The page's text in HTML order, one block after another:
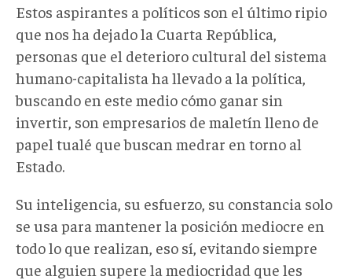
Estos aspirantes a políticos son el último ripio
que nos ha dejado la Cuarta República,
personas que el deterioro cultural del sistema
humano-capitalista ha llevado a la política,
buscando en este medio cómo ganar sin
invertir, son empresarios de maletín lleno de
papel tualé que buscan medrar en torno al
Estado.
Su inteligencia, su esfuerzo, su constancia solo
se usa para mantener la posición mediocre en
todo lo que realizan, eso sí, evitando siempre
que alguien supere la mediocridad que les